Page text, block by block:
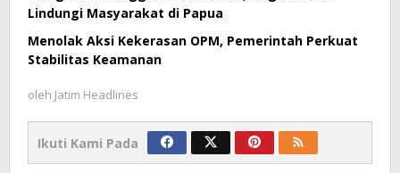
Lindungi Masyarakat di Papua
Menolak Aksi Kekerasan OPM, Pemerintah Perkuat
Stabilitas Keamanan
oleh Jatim Headlines
Ikuti Kami Pada